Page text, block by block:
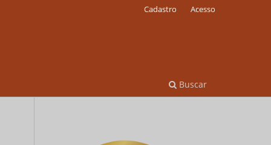
Buscar
Cadastro Acesso